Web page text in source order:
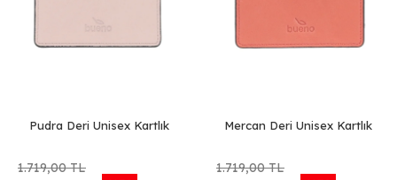
Pudra Deri Unisex Kartlık
1.719,00 TL
Mercan Deri Unisex Kartlık
1.719,00 TL